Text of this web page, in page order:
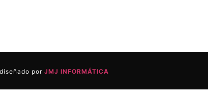
por JMJ INFORMÁTICA